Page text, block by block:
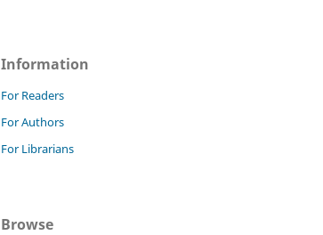
Information
For Readers
For Authors
For Librarians
Browse